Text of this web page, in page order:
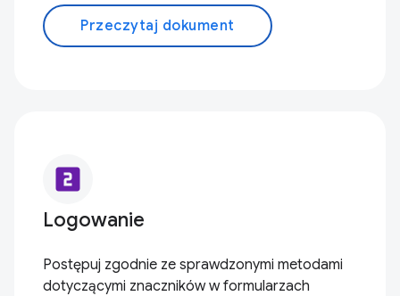
Przeczytaj dokument
looks_two
Logowanie
Postępuj zgodnie ze sprawdzonymi metodami
dotyczącymi znaczników w formularzach